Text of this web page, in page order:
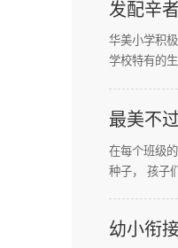
发配辛
华美小学积
学校特有的
最美不
过千年
在每个班级的温馨角落， 知识的
种子， 孩子们的好奇心在此滋长。 墙上，孩子们的画作与诗句
幼小衔